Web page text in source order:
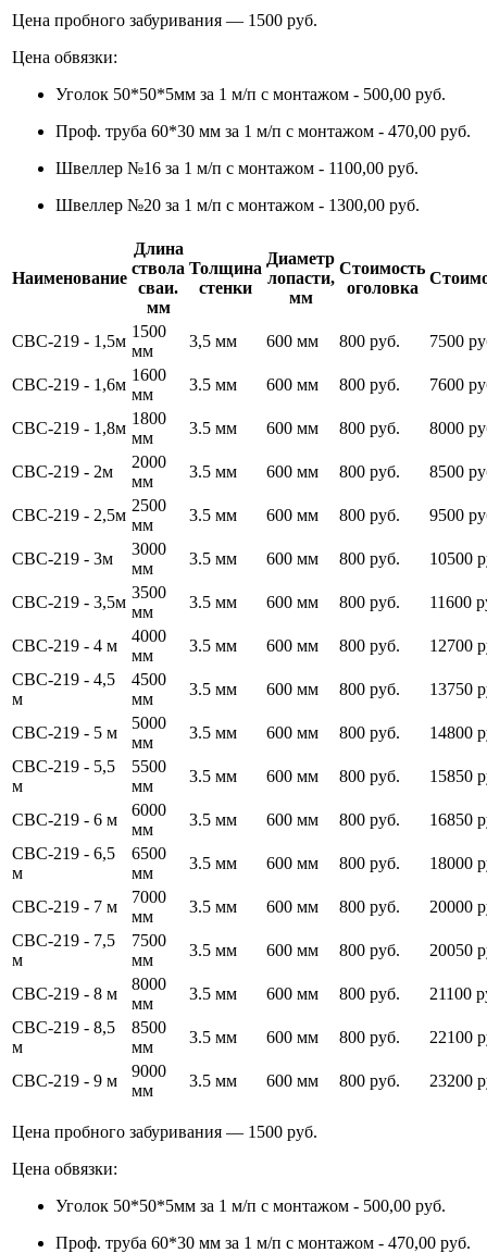
Цена пробного забуривания — 1500 руб.
Цена обвязки:
Уголок 50*50*5мм за 1 м/п с монтажом - 500,00 руб.
Проф. труба 60*30 мм за 1 м/п с монтажом - 470,00 руб.
Швеллер №16 за 1 м/п с монтажом - 1100,00 руб.
Швеллер №20 за 1 м/п с монтажом - 1300,00 руб.
Наименование
Длина
ствола
сваи.
мм
Толщина
стенки
Диаметр
лопасти,
мм
Стоимость
оголовка
СВС-219 - 1,5м
1500
мм
3,5 мм 600 мм 800 руб. 7500
СВС-219 - 1,6м
1600
мм
3.5 мм 600 мм 800 руб. 7600
СВС-219 - 1,8м
1800
мм
3.5 мм 600 мм 800 руб. 8000
СВС-219 - 2м
2000
мм
3.5 мм 600 мм 800 руб. 8500
СВС-219 - 2,5м
2500
мм
3.5 мм 600 мм 800 руб. 9500
СВС-219 - 3м
3000
мм
3.5 мм 600 мм 800 руб. 10500
СВС-219 - 3,5м
3500
мм
3.5 мм 600 мм 800 руб. 11600
СВС-219 - 4 м
4000
мм
3.5 мм 600 мм 800 руб.
12700
СВС-219 - 4,5
м
4500
мм
3.5 мм 600 мм 800 руб. 13750
СВС-219 - 5 м
5000
мм
3.5 мм 600 мм 800 руб.
14800
СВС-219 - 5,5
м
5500
мм
3.5 мм 600 мм 800 руб. 15850
СВС-219 - 6 м
6000
мм
3.5 мм 600 мм 800 руб.
16850
СВС-219 - 6,5
м
6500
мм
3.5 мм 600 мм 800 руб. 18000
СВС-219 - 7 м
7000
мм
3.5 мм 600 мм 800 руб.
20000
СВС-219 - 7,5
м
7500
мм
3.5 мм 600 мм 800 руб. 20050
СВС-219 - 8 м
8000
мм
3.5 мм 600 мм 800 руб.
21100
СВС-219 - 8,5
м
8500
мм
3.5 мм 600 мм 800 руб. 22100
СВС-219 - 9 м
9000
мм
3.5 мм 600 мм 800 руб. 23200
Цена пробного забуривания — 1500 руб.
Цена обвязки:
Уголок 50*50*5мм за 1 м/п с монтажом - 500,00 руб.
Проф. труба 60*30 мм за 1 м/п с монтажом - 470,00 руб.